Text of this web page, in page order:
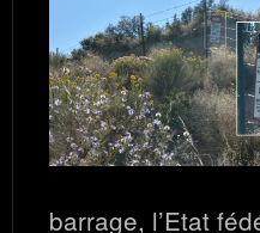
barrage, l’Etat